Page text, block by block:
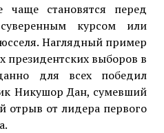
чаще становятся перед
курсом или
Наглядный пример
президентских выборов в
для всех победил
Никушор Дан, сумевший
отрыв от лидера первого